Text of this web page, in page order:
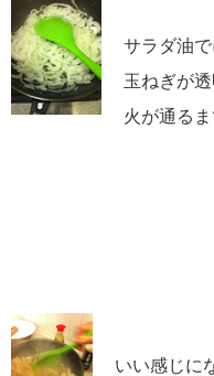
サラダ油
玉ねぎが
火が通る
いい感じに